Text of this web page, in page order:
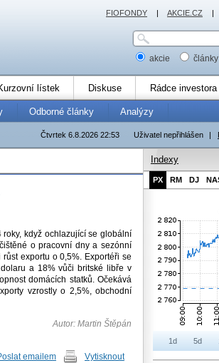
akcie články
lístek Diskuse Rádce investora
Odborné články Analýzy
Uživatel nepřihlášen |
Čtvrtek 6.8.2026 22:53
když ochlazující se globální
o pracovní dny a sezónní
exportu o 0,5%. Exportéři se
a 18% vůči britské libře v
domácích statků. Očekává
vzrostly o 2,5%, obchodní
Autor: Martin Štěpán
emailem Vytisknout
Indexy
PX RM DJ
1d 5d
FIOFONDY | AKCIE.CZ |